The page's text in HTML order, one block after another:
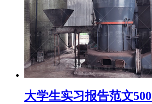
大学生实习报告范文